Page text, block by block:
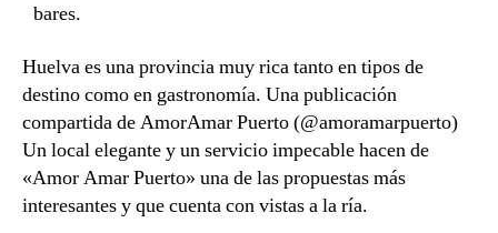
bares.
Huelva es una provincia muy rica tanto en tipos de
destino como en gastronomía. Una publicación
compartida de AmorAmar Puerto (@amoramarpuerto)
Un local elegante y un servicio impecable hacen de
«Amor Amar Puerto» una de las propuestas más
interesantes y que cuenta con vistas a la ría.